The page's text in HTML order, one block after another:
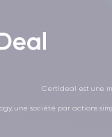
Certideal est une
une société par actions